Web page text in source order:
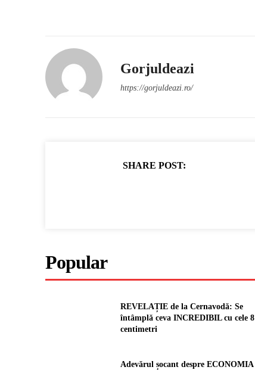
Gorjuldeazi
https://gorjuldeazi.ro/
SHARE POST:
Popular
REVELAȚIE de la Cernavodă: Se
întâmplă ceva INCREDIBIL cu cele 8
centimetri
Adevărul șocant despre ECONOMIA